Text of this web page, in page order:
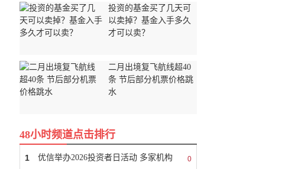
投资的基金买了几天可
以卖掉？基金入手多久
才可以卖？
二月出境复飞航线超40
条 节后部分机票价格跳
水
48小时频道点击排行
0
1 优信举办2026投资者日活动 多家机构